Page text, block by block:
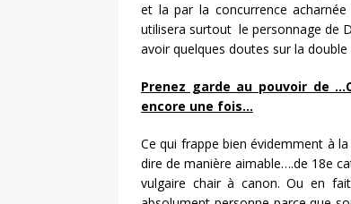
et la par la concurrence
utilisera surtout le personnage de
avoir quelques doutes sur la double
Prenez garde au pouvoir de
encore une fois…
Ce qui frappe bien évidemment à
dire de manière aimable….de 18e
vulgaire chair à canon. Ou en